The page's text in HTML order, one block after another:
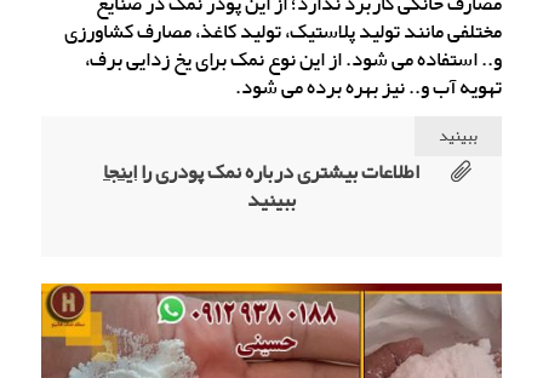
مختلفی مانند تولید پلاستیک، تولید کاغذ، مصارف کشاورزی
و.. استفاده می شود. از این نوع نمک برای یخ زدایی برف،
تهویه آب و.. نیز بهره برده می شود.
ببینید
اطلاعات بیشتری درباره نمک پودری رااینجا
ببینید